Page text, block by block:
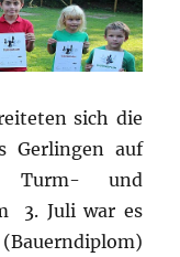
sich die
Gerlingen auf
Turm- und
3. Juli war es